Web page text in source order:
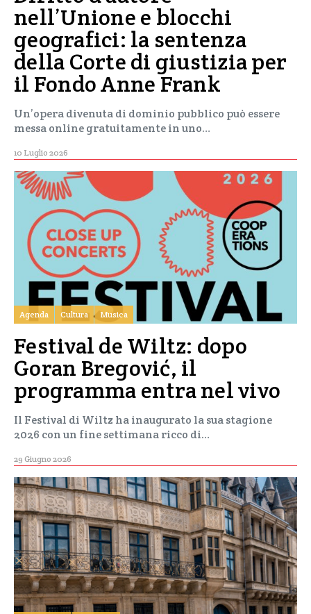
nell’Unione e blocchi
geografici: la sentenza
della Corte di giustizia per
il Fondo Anne Frank
Un’opera divenuta di dominio pubblico può essere
messa online gratuitamente in uno…
10 Luglio 2026
Agenda Cultura Musica
Festival de Wiltz: dopo
Goran Bregović, il
programma entra nel vivo
Il Festival di Wiltz ha inaugurato la sua stagione
2026 con un fine settimana ricco di…
29 Giugno 2026